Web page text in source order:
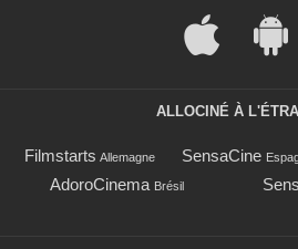
ALLOCINÉ À
Filmstarts Allemagne SensaCine
AdoroCinema Brésil